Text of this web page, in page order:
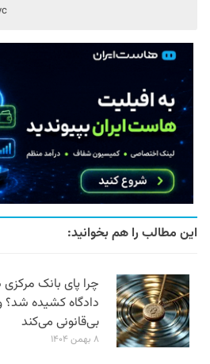
این مطالب را هم بخوانید:
چرا پای بانک
دادگاه کشیده شد؟
بی‌قانونی می‌کند
۸ بهمن ۱۴۰۴